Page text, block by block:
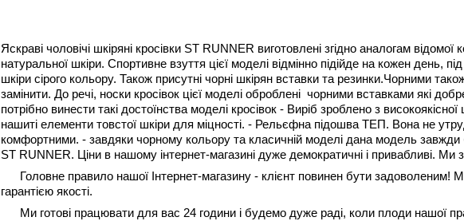
Яскраві чоловічі шкіряні кросівки ST RUNNER виготовлені згідно аналогам відомої
натуральної шкіри. Спортивне взуття цієї моделі відмінно підійде на кожен день,
шкіри сірого кольору. Також присутні чорні шкірян вставки та резинки.Чорними
замінити. До речі, носки кросівок цієї моделі оброблені чорними вставками які
потрібно винести такі достоїнства моделі кросівок - Виріб зроблено з
нашиті елементи товстої шкіри для міцності. - Рельєфна підошва ТЕП. Вона не
комфортними. - завдяки чорному кольору та класичній моделі дана модель завжди
ST RUNNER. Ціни в нашому інтернет-магазині дуже демократичні і привабливі.
Головне правило нашої Інтернет-магазину - клієнт повинен бути задоволеним!
гарантією якості.
Ми готові працювати для вас 24 години і будемо дуже раді, коли плоди нашої